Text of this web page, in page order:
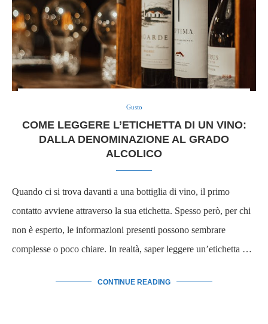
Gusto
COME LEGGERE L’ETICHETTA DI UN VINO:
DALLA DENOMINAZIONE AL GRADO
ALCOLICO
Quando ci si trova davanti a una bottiglia di vino, il primo
contatto avviene attraverso la sua etichetta. Spesso però, per chi
non è esperto, le informazioni presenti possono sembrare
complesse o poco chiare. In realtà, saper leggere un’etichetta …
CONTINUE READING